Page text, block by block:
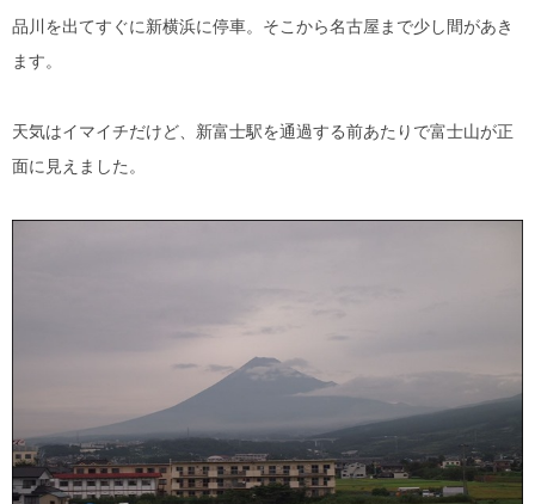
品川を出てすぐに新横浜に停車。そこから名古屋まで少し間があき
ます。
天気はイマイチだけど、新富士駅を通過する前あたりで富士山が正
面に見えました。